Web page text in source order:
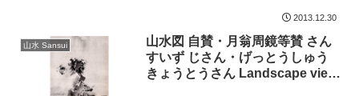
2013.12.30
山水 Sansui
山水図 自賛・月翁周鏡等賛 さん
すいず じさん・げっとうしゅう
きょうとうさん Landscape view